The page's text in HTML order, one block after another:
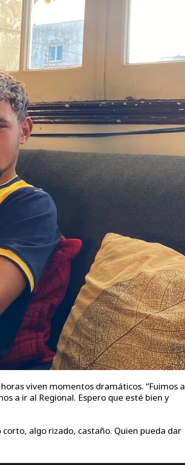
viven momentos dramáticos. “Fuimos a
a ir al Regional. Espero que esté bien y
algo rizado, castaño. Quien pueda dar